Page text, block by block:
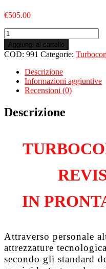
€505.00
Turbo
Nuovo
per
VOLKSWAGEN
Golf
BMM
quantità
Aggiungi al carrello
COD: 991 Categorie:
Descrizione
Informazioni aggiuntive
Recensioni (0)
Descrizione
IN
Attraverso personale
attrezzature
secondo gli standard